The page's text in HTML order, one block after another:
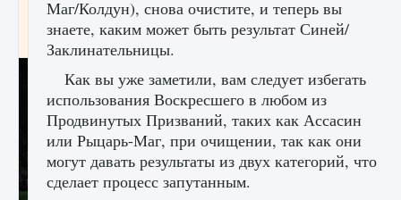
игре Creatures of Ava
9 августа 2024 1 164 0 0
Маг/Колдун), снова очистите, и теперь вы
знаете, каким может быть результат Синей/
Заклинательницы.
Как вы уже заметили, вам следует избегать
использования Воскресшего в любом из
Продвинутых Призваний, таких как Ассасин
или Рыцарь-Маг, при очищении, так как они
могут давать результаты из двух категорий, что
сделает процесс запутанным.